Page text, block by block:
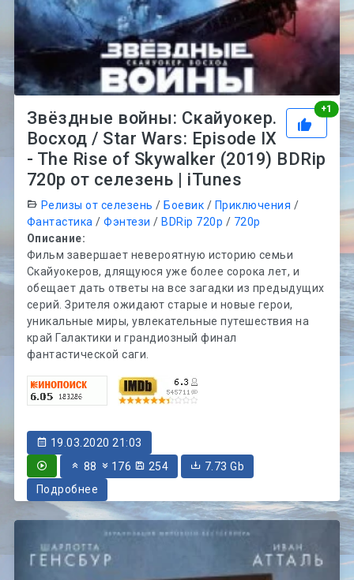
+1
Звёздные войны: Скайуокер.
Восход / Star Wars: Episode IX
- The Rise of Skywalker (2019) BDRip
720p от селезень | iTunes
Релизы от селезень / Боевик / Приключения /
Фантастика /Фэнтези / BDRip 720p / 720p
Описание:
Фильм завершает невероятную историю семьи
Скайуокеров, длящуюся уже более сорока лет, и
обещает дать ответы на все загадки из предыдущих
серий. Зрителя ожидают старые и новые герои,
уникальные миры, увлекательные путешествия на
край Галактики и грандиозный финал
фантастической саги.
19.03.2020 21:03
88
176 254
7.73 Gb
Подробнее